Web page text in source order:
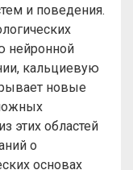
и поведения.
нейронной
кальциевую
новые
этих областей
о
основах